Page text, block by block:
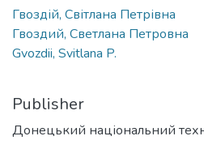
Гвоздій, Світлана Петрівна
Гвоздий, Светлана Петровна
Gvozdii, Svitlana P.
Publisher
Донецький національний